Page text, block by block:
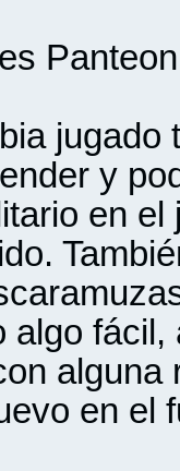
Panteon
y
en
algo
en el